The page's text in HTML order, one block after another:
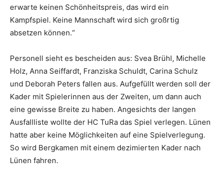
erwarte keinen Schönheitspreis, das wird ein
Kampfspiel. Keine Mannschaft wird sich großrtig
absetzen können.“
Personell sieht es bescheiden aus: Svea Brühl, Michelle
Holz, Anna Seiffardt, Franziska Schuldt, Carina Schulz
und Deborah Peters fallen aus. Aufgefüllt werden soll der
Kader mit Spielerinnen aus der Zweiten, um dann auch
eine gewisse Breite zu haben. Angesichts der langen
Ausfallliste wollte der HC TuRa das Spiel verlegen. Lünen
hatte aber keine Möglichkeiten auf eine Spielverlegung.
So wird Bergkamen mit einem dezimierten Kader nach
Lünen fahren.